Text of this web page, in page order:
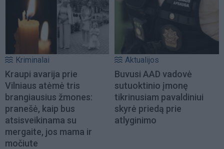
Kriminalai
Kraupi avarija prie
Vilniaus atėmė tris
brangiausius žmones:
pranešė, kaip bus
atsisveikinama su
mergaite, jos mama ir
močiute
Aktualijos
Buvusi AAD vadovė
sutuoktinio įmonę
tikrinusiam pavaldiniui
skyrė priedą prie
atlyginimo